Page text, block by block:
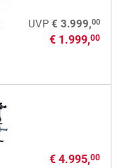
UVP € 3.999,00
€ 1.999,00
€ 4.995,00